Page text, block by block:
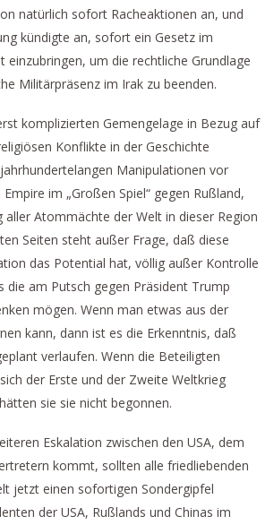
natürlich sofort Racheaktionen an, und
kündigte an, sofort ein Gesetz im
einzubringen, um die rechtliche Grundlage
Militärpräsenz im Irak zu beenden.
komplizierten Gemengelage in Bezug auf
Konflikte in der Geschichte
Manipulationen vor
im „Großen Spiel“ gegen Rußland,
aller Atommächte der Welt in dieser Region
Seiten steht außer Frage, daß diese
das Potential hat, völlig außer Kontrolle
die am Putsch gegen Präsident Trump
mögen. Wenn man etwas aus der
kann, dann ist es die Erkenntnis, daß
verlaufen. Wenn die Beteiligten
der Erste und der Zweite Weltkrieg
sie sie nicht begonnen.
Eskalation zwischen den USA, dem
kommt, sollten alle friedliebenden
jetzt einen sofortigen Sondergipfel
der USA, Rußlands und Chinas im